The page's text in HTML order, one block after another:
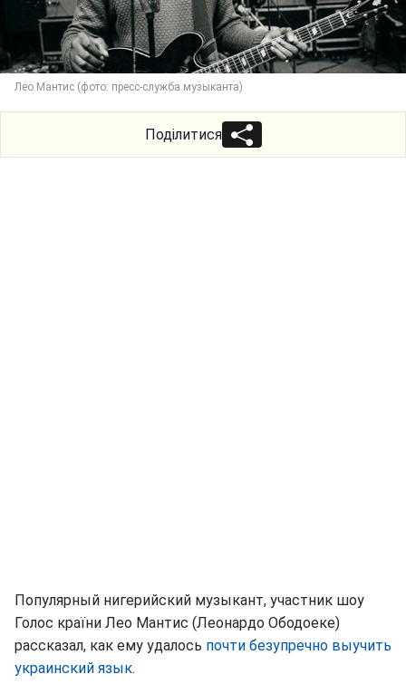
Лео Мантис (фото: пресс-служба музыканта)
Поділитися
Популярный нигерийский музыкант, участник шоу
Голос країни Лео Мантис (Леонардо Ободоеке)
рассказал, как ему удалось почти безупречно выучить
украинский язык.